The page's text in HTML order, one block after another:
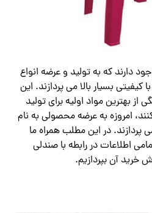
دارند که به تولید و عرضه انواع
با کیفیتی بسیار بالا می پردازند. این
از بهترین مواد اولیه برای تولید
امروزه به عرضه محصولی به نام
پردازند. در این مطلب همراه ما
اطلاعات در رابطه با صندلی
آن بپردازیم.